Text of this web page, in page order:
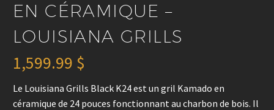
EN CÉRAMIQUE –
LOUISIANA GRILLS
1,599.99 $
Le Louisiana Grills Black K24 est un gril Kamado en
céramique de 24 pouces fonctionnant au charbon de bois. Il